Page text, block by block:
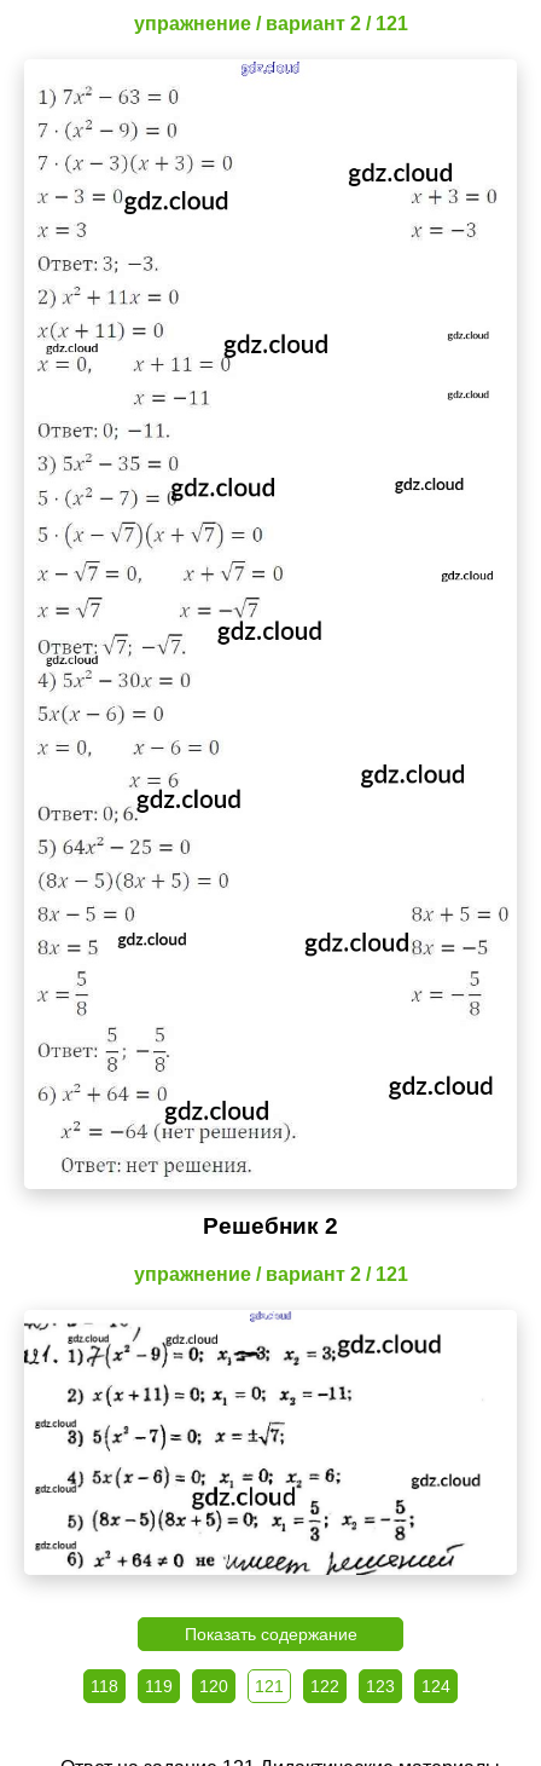
упражнение / вариант 2 / 121
Решебник 2
упражнение / вариант 2 / 121
Показать содержание
118 119 120 121 122 123 124